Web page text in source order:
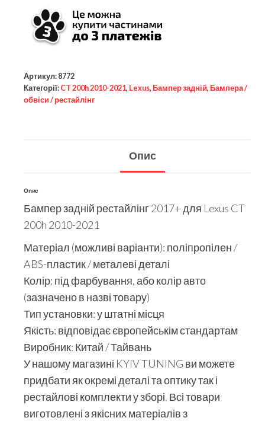
Артикул: 8772
Категорії: CT 200h 2010-2021, Lexus, Бампер задній, Бампера /
обвіси / рестайлінг
Опис
Опис
Бампер задній рестайлінг 2017+ для Lexus CT
200h 2010-2021
Матеріал (можливі варіанти): поліпропілен /
ABS-пластик / металеві деталі
Колір: під фарбування, або колір авто
(зазначено в назві товару)
Тип установки: у штатні місця
Якість: відповідає європейськім стандартам
Виробник: Китай / Тайвань
У нашому магазині KYIV TUNING ви можете
придбати як окремі деталі та оптику так і
рестайлові комплекти у зборі. Всі товари
виготовлені з якісних матеріалів з